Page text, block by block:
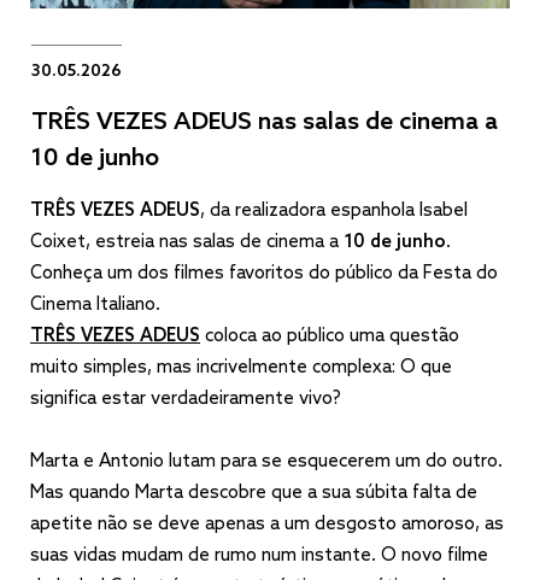
30.05.2026
TRÊS VEZES ADEUS nas salas de cinema a
10 de junho
TRÊS VEZES ADEUS, da realizadora espanhola Isabel
Coixet, estreia nas salas de cinema a 10 de junho.
Conheça um dos filmes favoritos do público da Festa do
Cinema Italiano.
TRÊS VEZES ADEUS coloca ao público uma questão
muito simples, mas incrivelmente complexa: O que
significa estar verdadeiramente vivo?
Marta e Antonio lutam para se esquecerem um do outro.
Mas quando Marta descobre que a sua súbita falta de
apetite não se deve apenas a um desgosto amoroso, as
suas vidas mudam de rumo num instante. O novo filme